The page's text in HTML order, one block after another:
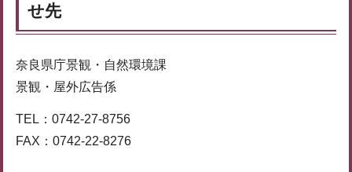
せ先
奈良県庁景観・自然環境課
景観・屋外広告係
TEL：0742-27-8756
FAX：0742-22-8276